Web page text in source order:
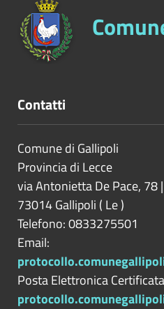
Contatti
Comune di Gallipoli
Provincia di Lecce
via Antonietta De Pace, 78
73014Gallipoli ( Le)
Telefono: 0833275501
Email:
Posta Elettronica